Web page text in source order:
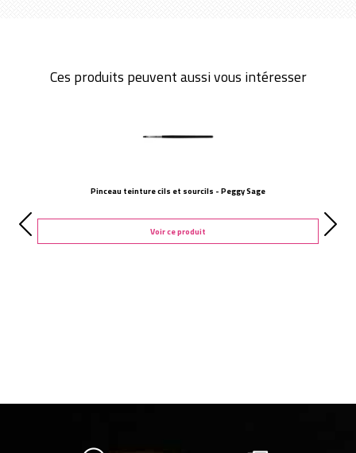
Ces produits peuvent aussi vous intéresser
Pinceau teinture cils et sourcils - Peggy Sage
Voir ce produit